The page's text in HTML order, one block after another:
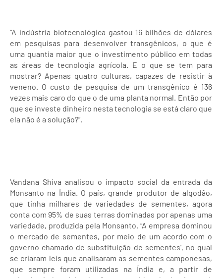
“A indústria biotecnológica gastou 16 bilhões de dólares
em pesquisas para desenvolver transgênicos, o que é
uma quantia maior que o investimento público em todas
as áreas de tecnologia agrícola. E o que se tem para
mostrar? Apenas quatro culturas, capazes de resistir à
veneno. O custo de pesquisa de um transgênico é 136
vezes mais caro do que o de uma planta normal. Então por
que se investe dinheiro nesta tecnologia se está claro que
ela não é a solução?”.
Vandana Shiva analisou o impacto social da entrada da
Monsanto na Índia. O país, grande produtor de algodão,
que tinha milhares de variedades de sementes, agora
conta com 95% de suas terras dominadas por apenas uma
variedade, produzida pela Monsanto. “A empresa dominou
o mercado de sementes, por meio de um acordo com o
governo chamado de substituição de sementes’, no qual
se criaram leis que analisaram as sementes camponesas,
que sempre foram utilizadas na Índia e, a partir de